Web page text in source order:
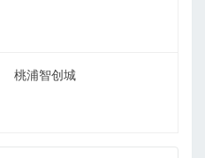
桃浦智创城